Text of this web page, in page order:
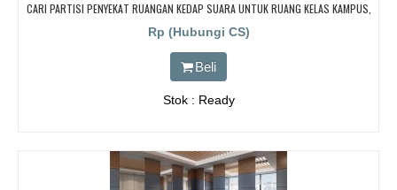
CARI PARTISI PENYEKAT RUANGAN KEDAP SUARA UNTUK RUANG KELAS KAMPUS,
CARI PARTISI PENYEKAT RUANGAN KEDAP SUARA UNTUK RUANG KELAS KAMPUS,
CARI PARTISI PENYEKAT RUANGAN KEDAP SUARA UNTUK RUANG KELAS KAMPUS,
CARI PARTISI PENYEKAT RUANGAN KEDAP SUARA UNTUK RUANG KELAS KAMPUS
Rp (Hubungi CS)
Beli
Stok : Ready